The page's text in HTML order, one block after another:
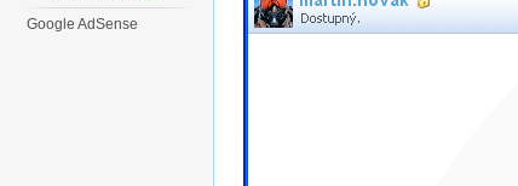
Google AdSense